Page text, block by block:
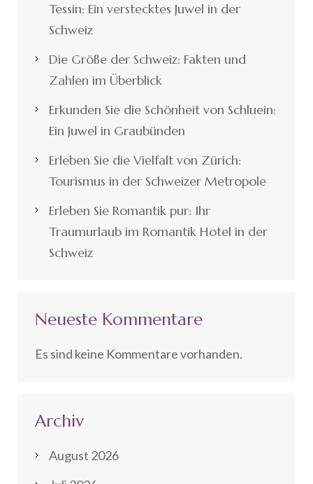
Tessin: Ein verstecktes Juwel in der
Schweiz
Die Größe der Schweiz: Fakten und
Zahlen im Überblick
Erkunden Sie die Schönheit von Schluein:
Ein Juwel in Graubünden
Erleben Sie die Vielfalt von Zürich:
Tourismus in der Schweizer Metropole
Erleben Sie Romantik pur: Ihr
Traumurlaub im Romantik Hotel in der
Schweiz
Neueste Kommentare
Es sind keine Kommentare vorhanden.
Archiv
August 2026